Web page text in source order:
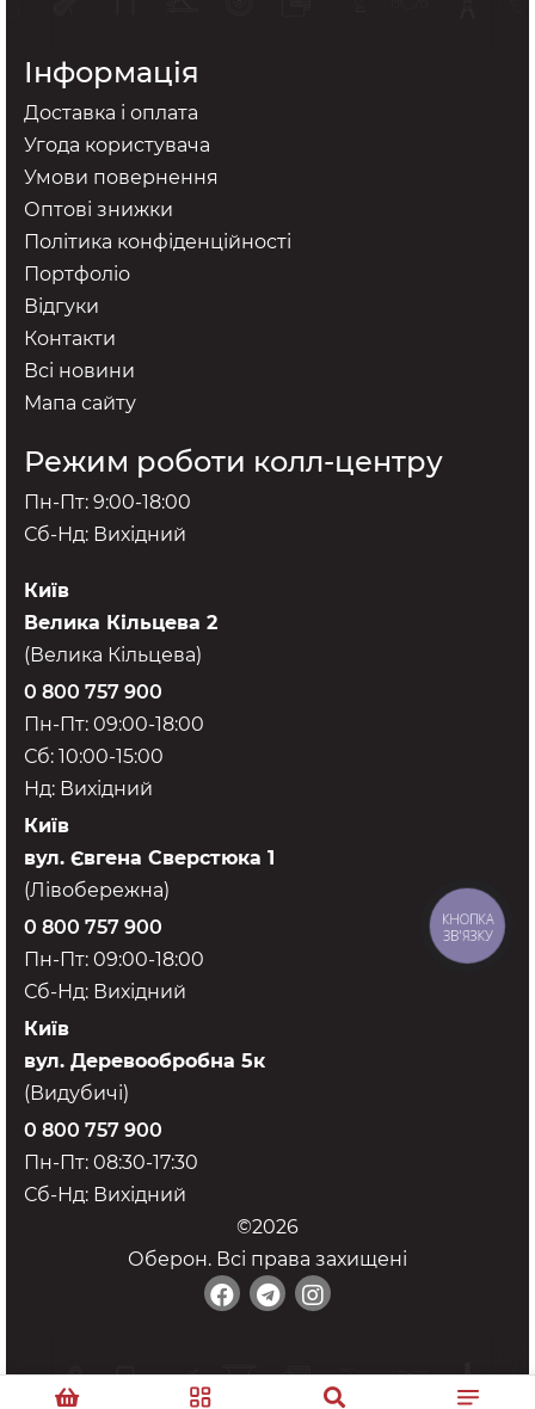
©2026
Оберон. Всі права захищені
Інформація
Доставка і оплата
Угода користувача
Умови повернення
Оптові знижки
Політика конфіденційності
Портфоліо
Відгуки
Контакти
Всі новини
Мапа сайту
Режим роботи колл-центру
Пн-Пт: 9:00-18:00
Сб-Нд: Вихідний
Київ
Велика Кільцева 2
(Велика Кільцева)
0 800 757 900
Пн-Пт: 09:00-18:00
Сб: 10:00-15:00
Нд: Вихідний
Київ
вул. Євгена Сверстюка 1
(Лівобережна)
0 800 757 900
Пн-Пт: 09:00-18:00
Сб-Нд: Вихідний
Київ
вул. Деревообробна 5к
(Видубичі)
0 800 757 900
Пн-Пт: 08:30-17:30
Сб-Нд: Вихідний
КНОПКА
ЗВ'ЯЗКУ